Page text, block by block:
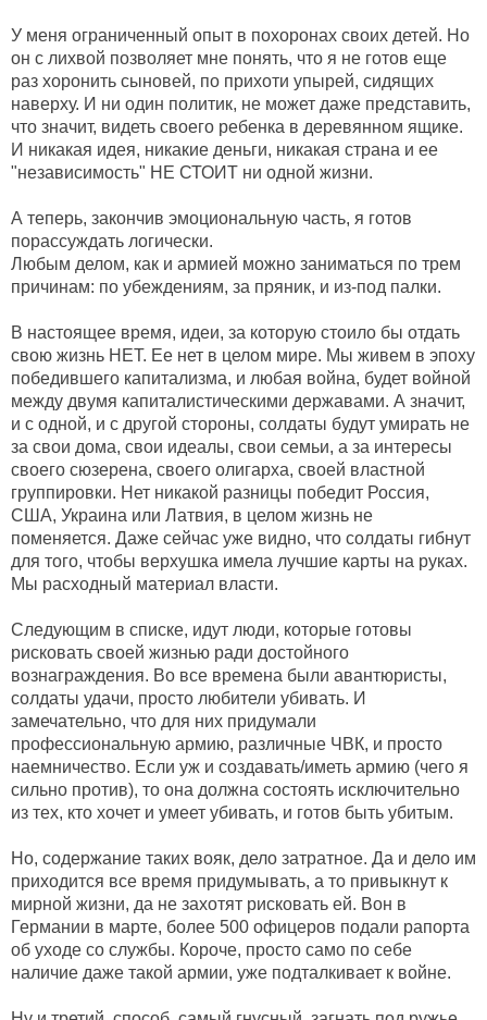
У меня ограниченный опыт в похоронах своих детей. Но
он с лихвой позволяет мне понять, что я не готов еще
раз хоронить сыновей, по прихоти упырей, сидящих
наверху. И ни один политик, не может даже представить,
что значит, видеть своего ребенка в деревянном ящике.
И никакая идея, никакие деньги, никакая страна и ее
"независимость" НЕ СТОИТ ни одной жизни.
А теперь, закончив эмоциональную часть, я готов
порассуждать логически.
Любым делом, как и армией можно заниматься по трем
причинам: по убеждениям, за пряник, и из-под палки.
В настоящее время, идеи, за которую стоило бы отдать
свою жизнь НЕТ. Ее нет в целом мире. Мы живем в эпоху
победившего капитализма, и любая война, будет войной
между двумя капиталистическими державами. А значит,
и с одной, и с другой стороны, солдаты будут умирать не
за свои дома, свои идеалы, свои семьи, а за интересы
своего сюзерена, своего олигарха, своей властной
группировки. Нет никакой разницы победит Россия,
США, Украина или Латвия, в целом жизнь не
поменяется. Даже сейчас уже видно, что солдаты гибнут
для того, чтобы верхушка имела лучшие карты на руках.
Мы расходный материал власти.
Следующим в списке, идут люди, которые готовы
рисковать своей жизнью ради достойного
вознаграждения. Во все времена были авантюристы,
солдаты удачи, просто любители убивать. И
замечательно, что для них придумали
профессиональную армию, различные ЧВК, и просто
наемничество. Если уж и создавать/иметь армию (чего я
сильно против), то она должна состоять исключительно
из тех, кто хочет и умеет убивать, и готов быть убитым.
Но, содержание таких вояк, дело затратное. Да и дело им
приходится все время придумывать, а то привыкнут к
мирной жизни, да не захотят рисковать ей. Вон в
Германии в марте, более 500 офицеров подали рапорта
об уходе со службы. Короче, просто само по себе
наличие даже такой армии, уже подталкивает к войне.